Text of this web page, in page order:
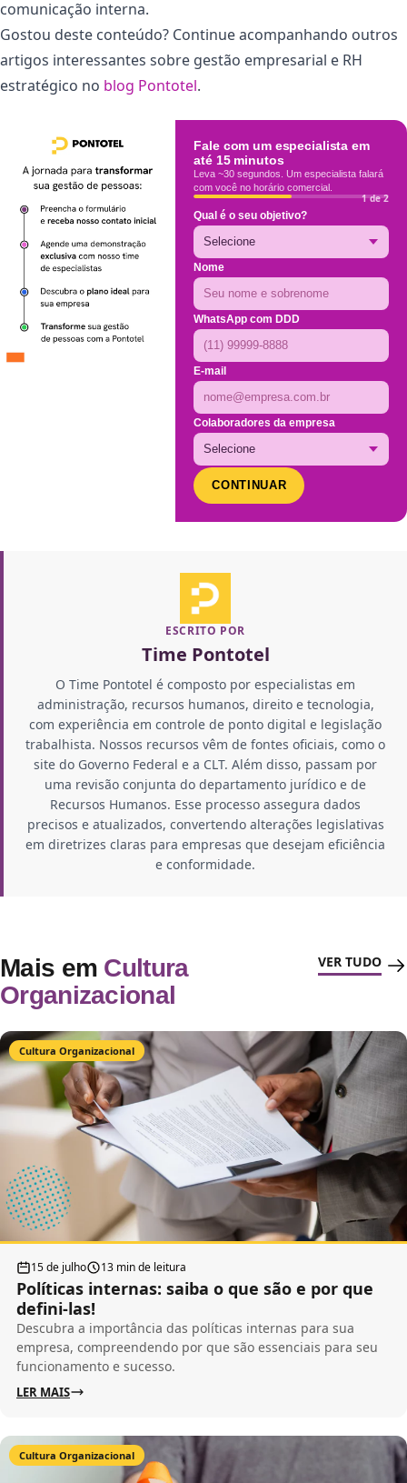
comunicação interna.
Gostou deste conteúdo? Continue acompanhando outros
artigos interessantes sobre gestão empresarial e RH
estratégico no blog Pontotel.
Fale com um especialista em
até 15 minutos
Leva ~30 segundos. Um especialista falará
com você no horário comercial.
1 de 2
Qual é o seu objetivo?
Nome
WhatsApp com DDD
E-mail
Colaboradores da empresa
CONTINUAR
ESCRITO POR
Time Pontotel
O Time Pontotel é composto por especialistas em
administração, recursos humanos, direito e tecnologia,
com experiência em controle de ponto digital e legislação
trabalhista. Nossos recursos vêm de fontes oficiais, como o
site do Governo Federal e a CLT. Além disso, passam por
uma revisão conjunta do departamento jurídico e de
Recursos Humanos. Esse processo assegura dados
precisos e atualizados, convertendo alterações legislativas
em diretrizes claras para empresas que desejam eficiência
e conformidade.
Mais em Cultura
Organizacional
VER TUDO
Cultura Organizacional
15 de julho 13 min de leitura
Políticas internas: saiba o que são e por que
defini-las!
Descubra a importância das políticas internas para sua
empresa, compreendendo por que são essenciais para seu
funcionamento e sucesso.
LER MAIS
Cultura Organizacional